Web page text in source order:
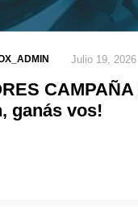
Julio 19, 2026
CAMPAÑA
ganás vos!